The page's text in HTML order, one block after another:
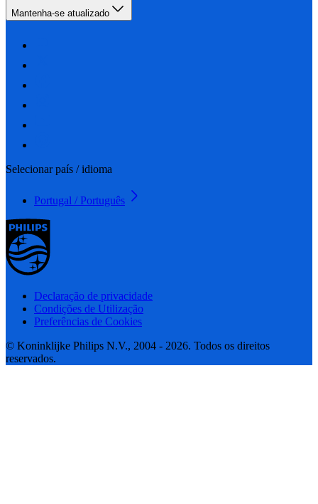
Mantenha-se atualizado
Selecionar país / idioma
Portugal / Português
Declaração de privacidade
Condições de Utilização
Preferências de Cookies
© Koninklijke Philips N.V., 2004 - 2026. Todos os direitos
reservados.